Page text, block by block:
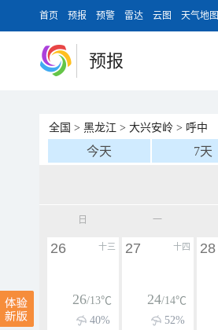
首页 预报 预警 雷达 云图 天气地图
预报
全国 > 黑龙江 > 大兴安岭 > 呼中
今天 7天
日 一
十三
26
26/13℃
40%
十四
27
24/14℃
52%
28